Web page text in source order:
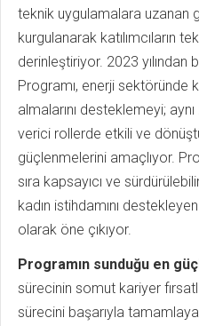
teknik uygulamalara uzanan
kurgulanarak katılımcıların
derinleştiriyor. 2023 yılından
Programı, enerji sektöründe
almalarını desteklemeyi;
verici rollerde etkili ve
güçlenmelerini amaçlıyor.
sıra kapsayıcı ve
kadın istihdamını
olarak öne çıkıyor.
Programın sunduğu en
sürecinin somut kariyer
sürecini başarıyla